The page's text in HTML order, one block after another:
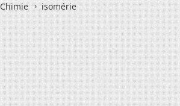
Chimie isomérie